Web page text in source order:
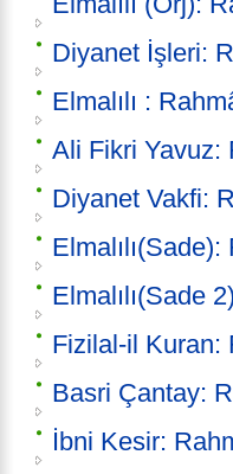
Diyanet İşleri:
Elmalılı :
Ali Fikri Yavuz:
Diyanet Vakfi:
Elmalılı(Sade
Fizilal-il Kuran:
Basri Çantay:
İbni Kesir: